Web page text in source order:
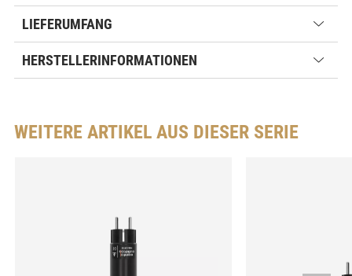
LIEFERUMFANG
HERSTELLERINFORMATIONEN
WEITERE ARTIKEL AUS DIESER SERIE